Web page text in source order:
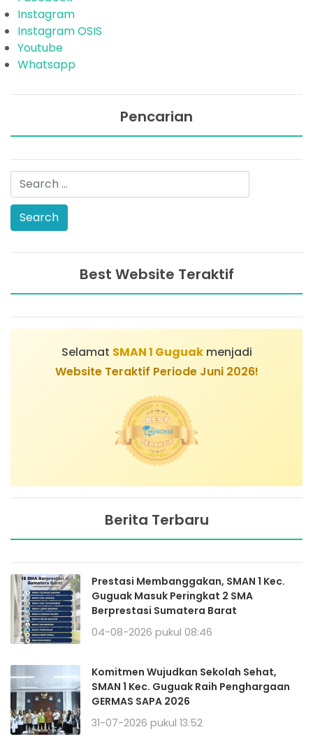
Instagram
Instagram OSIS
Youtube
Whatsapp
Pencarian
Best Website Teraktif
Selamat SMAN 1 Guguakmenjadi
Website Teraktif Periode Juni 2026!
Berita Terbaru
Prestasi Membanggakan, SMAN 1 Kec.
Guguak Masuk Peringkat 2 SMA
Berprestasi Sumatera Barat
04-08-2026 pukul 08:46
Komitmen Wujudkan Sekolah Sehat,
SMAN 1 Kec. Guguak Raih Penghargaan
GERMAS SAPA 2026
31-07-2026 pukul 13:52